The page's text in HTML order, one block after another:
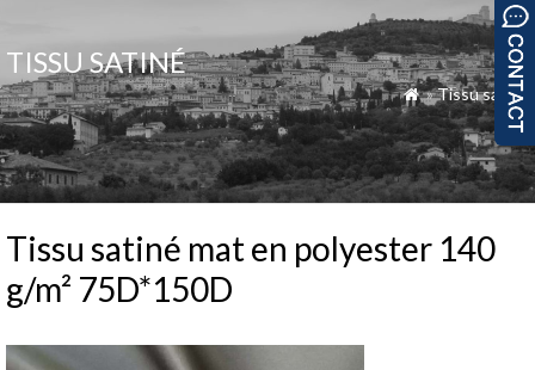
TISSU SATINÉ
 »Tissu satiné
Tissu satiné mat en polyester 140
g/m² 75D*150D